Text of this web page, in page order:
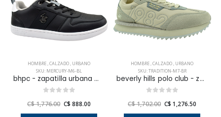
HOMBRE,CALZADO, URBANO
SKU: MERCURY-M6-BL
bhpc - zapatilla urbana mercury para hombre
C$ 1,776.00 C$ 888.00
HOMBRE,CALZADO, URBANO
SKU: TRADITION-M7-BR
beverly hills polo club - zapatilla urbana tradition para hombre
C$ 1,702.00 C$ 1,276.50